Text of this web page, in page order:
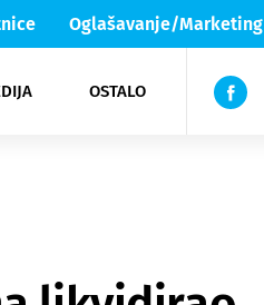
Oglašavanje/Marketing
OSTALO
Lika & Senj
TV